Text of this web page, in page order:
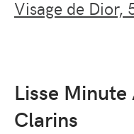
Visage de Dior,
Lisse
Clarins